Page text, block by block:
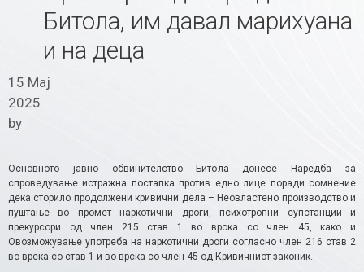
Битола, им давал марихуана
и на деца
15 Мај
2025
by
Основното јавно обвинителство Битола донесе Наредба за
спроведување истражна постапка против едно лице поради сомнение
дека сторило продолжени кривични дела – Неовластено производство и
пуштање во промет наркотични дроги, психотропни супстанции и
прекурсори од член 215 став 1 во врска со член 45, како и
Овозможување употреба на наркотични дроги согласно член 216 став 2
во врска со став 1 и во врска со член 45 од Кривичниот законик.